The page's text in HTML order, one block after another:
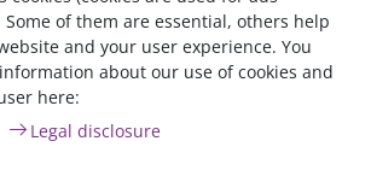
2-400)+',top='+(screen.availHeight/2-
title="FAQ" href="/faq/">FAQ Seite
of them are essential, others help
and your user experience. You
about our use of cookies and
here:
Legal disclosure